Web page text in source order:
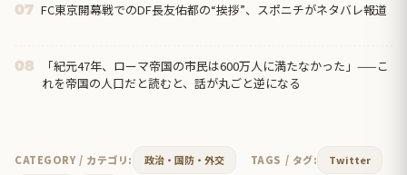
07 FC東京開幕戦でのDF長友佑都の“挨拶”、スポニチがネタバレ報道
08
「紀元47年、ローマ帝国の市民は600万人に満たなかった」——こ
れを帝国の人口だと読むと、話が丸ごと逆になる
CATEGORY / カテゴリ: 政治・国防・外交 TAGS / タグ:
Twitter